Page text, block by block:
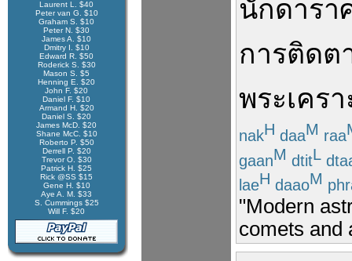
Laurent L. $40
Peter van G. $10
Graham S. $10
Peter N. $30
James A. $10
Dmitry I. $10
Edward R. $50
Roderick S. $30
Mason S. $5
Henning E. $20
John F. $20
Daniel F. $10
Armand H. $20
Daniel S. $20
James McD. $20
Shane McC. $10
Roberto P. $50
Derrell P. $20
Trevor O. $30
Patrick H. $25
Rick @SS $15
Gene H. $10
Aye A. M. $33
S. Cummings $25
Will F. $20
นักดารา
การติดต
พระเคร
nakH daaM raa
gaanM dtitL
laeH daaoM
"Modern
comets and